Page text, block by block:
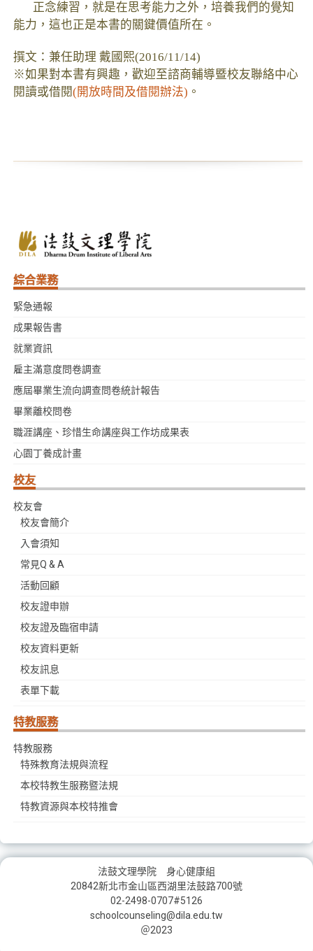
正念練習，就是在思考能力之外，培養我們的覺知
能力，這也正是本書的關鍵價值所在。
撰文：兼任助理 戴國熙(2016/11/14)
※如果對本書有興趣，歡迎至諮商輔導暨校友聯絡中心
閱讀或借閱(開放時間及借閱辦法) 。
綜合業務
緊急通報
成果報告書
就業資訊
雇主滿意度問卷調查
應屆畢業生流向調查問卷統計報告
畢業離校問卷
職涯講座、珍惜生命講座與工作坊成果表
心園丁養成計畫
校友
校友會
校友會簡介
入會須知
常見Q & A
活動回顧
校友證申辦
校友證及臨宿申請
校友資料更新
校友訊息
表單下載
特教服務
特教服務
特殊教育法規與流程
本校特教生服務暨法規
特教資源與本校特推會
法鼓文理學院 身心健康組
20842新北市金山區西湖里法鼓路700號
02-2498-0707#5126
schoolcounseling@dila.edu.tw
＠2023